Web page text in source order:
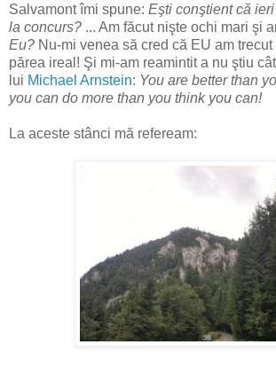
Salvamont îmi spune: Eşti conştient că
la concurs? ... Am făcut nişte ochi mari şi
Eu? Nu-mi venea să cred că EU am
părea ireal! Şi mi-am reamintit a nu ştiu
lui Michael Arnstein: You are better than
you can do more than you think you can!
La aceste stânci mă refeream: